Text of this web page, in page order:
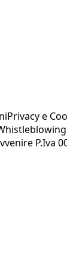
Privacy e
P.Iva